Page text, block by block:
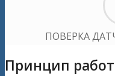
ПОВЕРКА
Принцип